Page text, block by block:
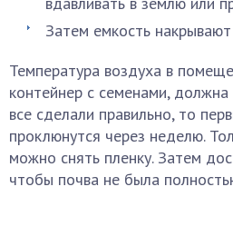
Затем емкость
Температура воздуха в
контейнер с семенами,
все сделали правильно, то
проклюнутся через неделю.
можно снять пленку. Затем
чтобы почва не была